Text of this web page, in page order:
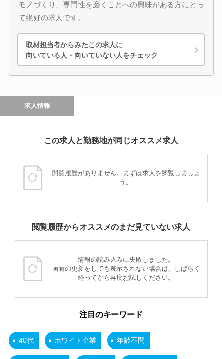
モノづくり、専門性を磨くことへの興味がある方にとっ
て絶好の求人です。
取材担当者からみたこの求人に
向いている人・向いていない人をチェック
求人情報
この求人と勤務地が同じオススメ求人
閲覧履歴がありません。まずは求人を閲覧しましょ
う。
閲覧履歴からオススメのまだ見ていない求人
情報の読み込みに失敗しました。
画面の更新をしても表示されない場合は、しばらく
経ってから再度お試しください。
注目のキーワード
40代 ホワイト企業 年齢不問